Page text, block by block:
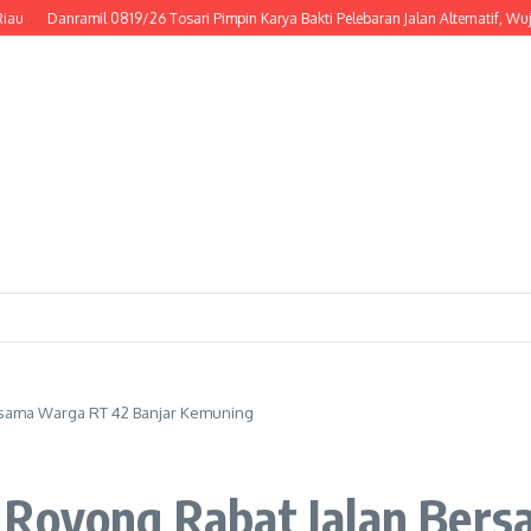
0819/26 Tosari Pimpin Karya Bakti Pelebaran Jalan Alternatif, Wujud
Warga RT 42 Banjar Kemuning
Rabat Jalan